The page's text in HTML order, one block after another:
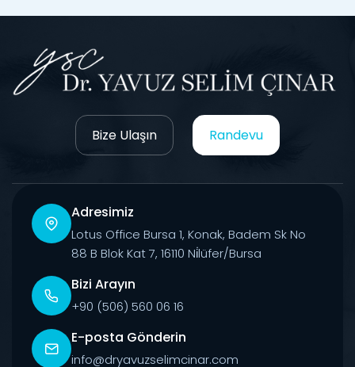
Bize Ulaşın Randevu
Adresimiz
Lotus Office Bursa 1, Konak, Badem Sk No
88 B Blok Kat 7, 16110 Ni̇lüfer/Bursa
Bizi Arayın
+90 (506) 560 06 16
E-posta Gönderin
info@dryavuzselimcinar.com